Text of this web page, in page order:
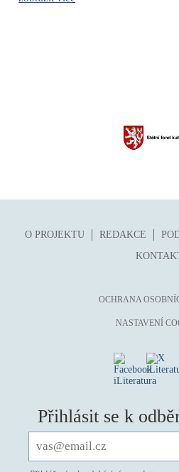
O PROJEKTU REDAKCE
OCHRANA
NASTAVENÍ
Přihlásit se k